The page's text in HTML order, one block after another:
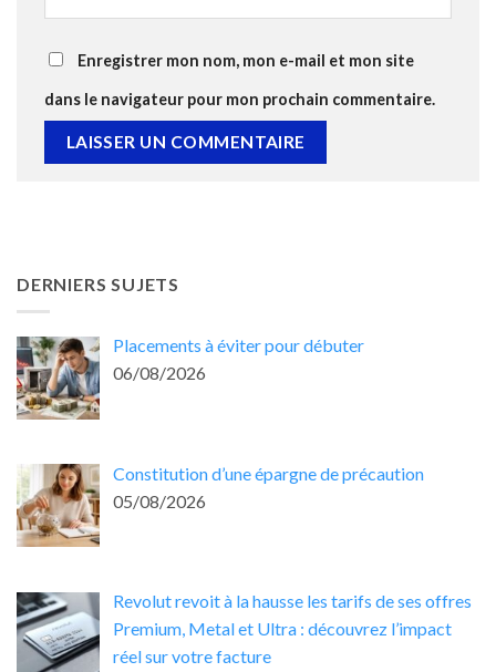
Enregistrer mon nom, mon e-mail et mon site
dans le navigateur pour mon prochain commentaire.
DERNIERS SUJETS
Placements à éviter pour débuter
06/08/2026
Constitution d’une épargne de précaution
05/08/2026
Revolut revoit à la hausse les tarifs de ses offres
Premium, Metal et Ultra : découvrez l’impact
réel sur votre facture